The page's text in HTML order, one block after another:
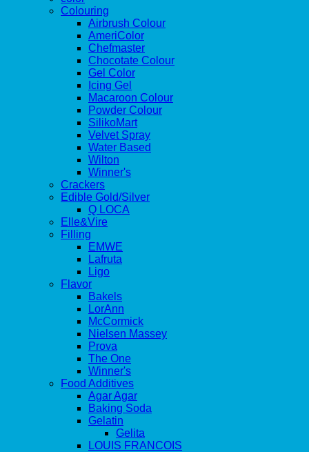
Colouring
Airbrush Colour
AmeriColor
Chefmaster
Chocotate Colour
Gel Color
Icing Gel
Macaroon Colour
Powder Colour
SilikoMart
Velvet Spray
Water Based
Wilton
Winner's
Crackers
Edible Gold/Silver
Q LOCA
Elle&Vire
Filling
EMWE
Lafruta
Ligo
Flavor
Bakels
LorAnn
McCormick
Nielsen Massey
Prova
The One
Winner's
Food Additives
Agar Agar
Baking Soda
Gelatin
Gelita
LOUIS FRANCOIS